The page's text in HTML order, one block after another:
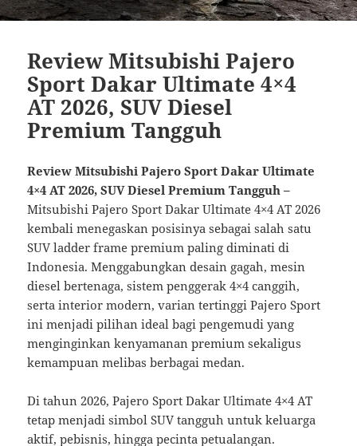
Review Mitsubishi Pajero
Sport Dakar Ultimate 4×4
AT 2026, SUV Diesel
Premium Tangguh
Review Mitsubishi Pajero Sport Dakar Ultimate
4×4 AT 2026, SUV Diesel Premium Tangguh –
Mitsubishi Pajero Sport Dakar Ultimate 4×4 AT 2026
kembali menegaskan posisinya sebagai salah satu
SUV ladder frame premium paling diminati di
Indonesia. Menggabungkan desain gagah, mesin
diesel bertenaga, sistem penggerak 4×4 canggih,
serta interior modern, varian tertinggi Pajero Sport
ini menjadi pilihan ideal bagi pengemudi yang
menginginkan kenyamanan premium sekaligus
kemampuan melibas berbagai medan.
Di tahun 2026, Pajero Sport Dakar Ultimate 4×4 AT
tetap menjadi simbol SUV tangguh untuk keluarga
aktif, pebisnis, hingga pecinta petualangan.